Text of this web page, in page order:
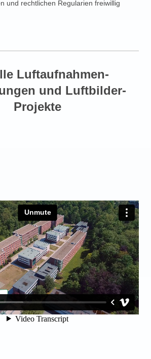
und rechtlichen Regularien freiwillig
Luftaufnahmen-
und Luftbilder-
Projekte